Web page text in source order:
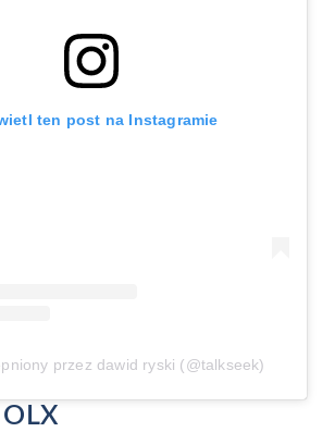
ten post na Instagramie
przez dawid ryski (@talkseek)
OLX